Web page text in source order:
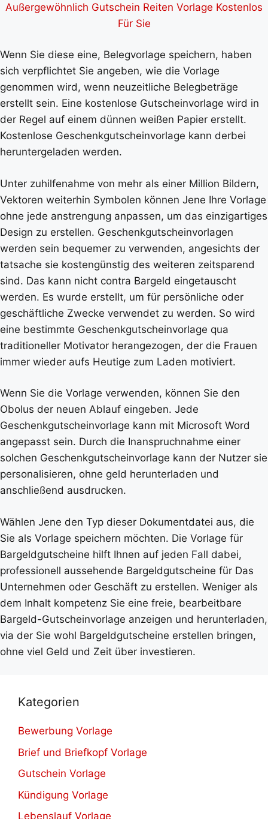
Außergewöhnlich Gutschein Reiten Vorlage Kostenlos
Für Sie
Wenn Sie diese eine, Belegvorlage speichern, haben
sich verpflichtet Sie angeben, wie die Vorlage
genommen wird, wenn neuzeitliche Belegbeträge
erstellt sein. Eine kostenlose Gutscheinvorlage wird in
der Regel auf einem dünnen weißen Papier erstellt.
Kostenlose Geschenkgutscheinvorlage kann derbei
heruntergeladen werden.
Unter zuhilfenahme von mehr als einer Million Bildern,
Vektoren weiterhin Symbolen können Jene Ihre Vorlage
ohne jede anstrengung anpassen, um das einzigartiges
Design zu erstellen. Geschenkgutscheinvorlagen
werden sein bequemer zu verwenden, angesichts der
tatsache sie kostengünstig des weiteren zeitsparend
sind. Das kann nicht contra Bargeld eingetauscht
werden. Es wurde erstellt, um für persönliche oder
geschäftliche Zwecke verwendet zu werden. So wird
eine bestimmte Geschenkgutscheinvorlage qua
traditioneller Motivator herangezogen, der die Frauen
immer wieder aufs Heutige zum Laden motiviert.
Wenn Sie die Vorlage verwenden, können Sie den
Obolus der neuen Ablauf eingeben. Jede
Geschenkgutscheinvorlage kann mit Microsoft Word
angepasst sein. Durch die Inanspruchnahme einer
solchen Geschenkgutscheinvorlage kann der Nutzer sie
personalisieren, ohne geld herunterladen und
anschließend ausdrucken.
Wählen Jene den Typ dieser Dokumentdatei aus, die
Sie als Vorlage speichern möchten. Die Vorlage für
Bargeldgutscheine hilft Ihnen auf jeden Fall dabei,
professionell aussehende Bargeldgutscheine für Das
Unternehmen oder Geschäft zu erstellen. Weniger als
dem Inhalt kompetenz Sie eine freie, bearbeitbare
Bargeld-Gutscheinvorlage anzeigen und herunterladen,
via der Sie wohl Bargeldgutscheine erstellen bringen,
ohne viel Geld und Zeit über investieren.
Kategorien
Bewerbung Vorlage
Brief und Briefkopf Vorlage
Gutschein Vorlage
Kündigung Vorlage
Lebenslauf Vorlage